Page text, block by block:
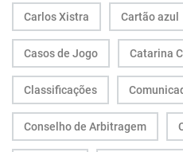
Carlos Xistra Cartão azul
Casos de Jogo Catarina
Classificações
Conselho de Arbitragem